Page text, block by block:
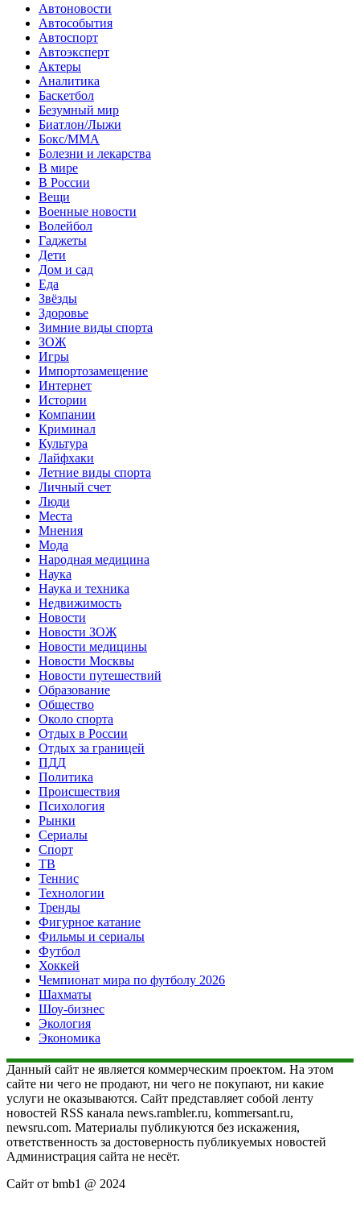
Автоновости
Автособытия
Автоспорт
Автоэксперт
Актеры
Аналитика
Баскетбол
Безумный мир
Биатлон/Лыжи
Бокс/MMA
Болезни и лекарства
В мире
В России
Вещи
Военные новости
Волейбол
Гаджеты
Дети
Дом и сад
Еда
Звёзды
Здоровье
Зимние виды спорта
ЗОЖ
Игры
Импортозамещение
Интернет
Истории
Компании
Криминал
Культура
Лайфхаки
Летние виды спорта
Личный счет
Люди
Места
Мнения
Мода
Народная медицина
Наука
Наука и техника
Недвижимость
Новости
Новости ЗОЖ
Новости медицины
Новости Москвы
Новости путешествий
Образование
Общество
Около спорта
Отдых в России
Отдых за границей
ПДД
Политика
Происшествия
Психология
Рынки
Сериалы
Спорт
ТВ
Теннис
Технологии
Тренды
Фигурное катание
Фильмы и сериалы
Футбол
Хоккей
Чемпионат мира по футболу 2026
Шахматы
Шоу-бизнес
Экология
Экономика
Данный сайт не является коммерческим проектом. На этом
сайте ни чего не продают, ни чего не покупают, ни какие
услуги не оказываются. Сайт представляет собой ленту
новостей RSS канала news.rambler.ru, kommersant.ru,
newsru.com. Материалы публикуются без искажения,
ответственность за достоверность публикуемых новостей
Администрация сайта не несёт.
Сайт от bmb1 @ 2024